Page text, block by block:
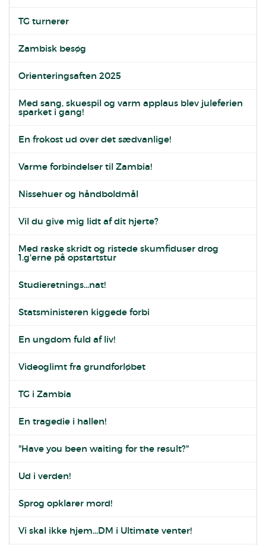
TG turnerer
Zambisk besøg
Orienteringsaften 2025
Med sang, skuespil og varm applaus blev juleferien
sparket i gang!
En frokost ud over det sædvanlige!
Varme forbindelser til Zambia!
Nissehuer og håndboldmål
Vil du give mig lidt af dit hjerte?
Med raske skridt og ristede skumfiduser drog
1.g'erne på opstartstur
Studieretnings...nat!
Statsministeren kiggede forbi
En ungdom fuld af liv!
Videoglimt fra grundforløbet
TG i Zambia
En tragedie i hallen!
"Have you been waiting for the result?"
Ud i verden!
Sprog opklarer mord!
Vi skal ikke hjem...DM i Ultimate venter!